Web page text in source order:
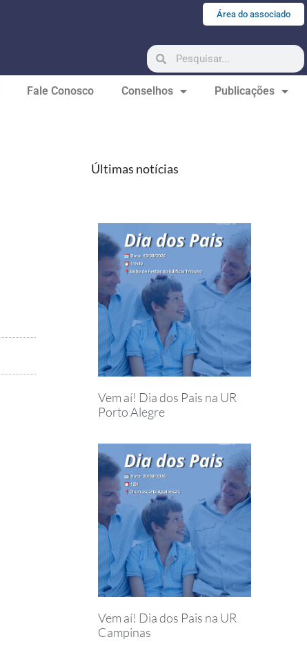
Área do associado
Fale Conosco Conselhos Publicações
Últimas notícias
Vem aí! Dia dos Pais na UR
Porto Alegre
Vem aí! Dia dos Pais na UR
Campinas